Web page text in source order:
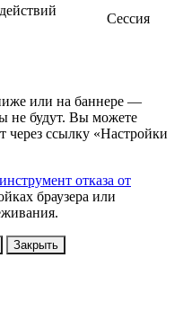
Сессия
или на баннере —
не будут. Вы можете
ссылку «Настройки
инструмент отказа от
браузера или
Закрыть